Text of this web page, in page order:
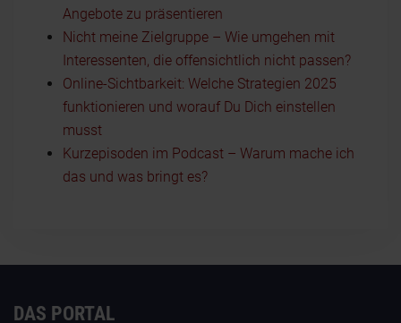
Angebote zu präsentieren
Nicht meine Zielgruppe – Wie umgehen mit
Interessenten, die offensichtlich nicht passen?
Online-Sichtbarkeit: Welche Strategien 2025
funktionieren und worauf Du Dich einstellen
musst
Kurzepisoden im Podcast – Warum mache ich
das und was bringt es?
DAS PORTAL